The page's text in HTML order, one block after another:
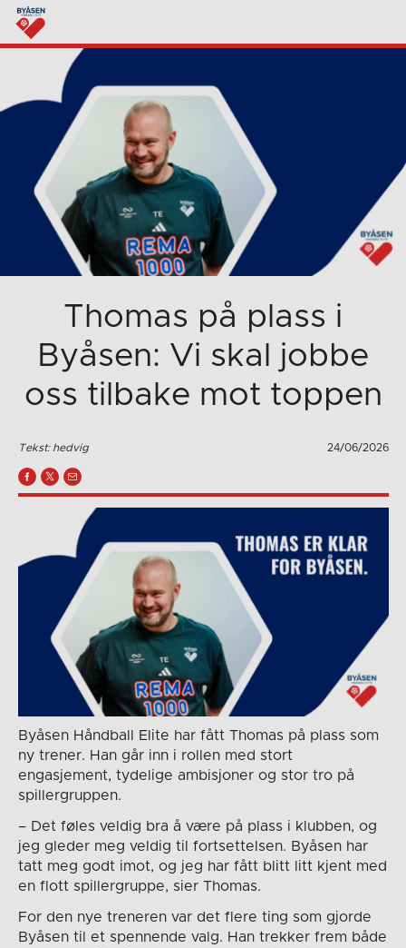
Thomas på plass i
Byåsen: Vi skal jobbe
oss tilbake mot toppen
Tekst: hedvig 24/06/2026
Byåsen Håndball Elite har fått Thomas på plass som
ny trener. Han går inn i rollen med stort
engasjement, tydelige ambisjoner og stor tro på
spillergruppen.
– Det føles veldig bra å være på plass i klubben, og
jeg gleder meg veldig til fortsettelsen. Byåsen har
tatt meg godt imot, og jeg har fått blitt litt kjent med
en flott spillergruppe, sier Thomas.
For den nye treneren var det flere ting som gjorde
Byåsen til et spennende valg. Han trekker frem både